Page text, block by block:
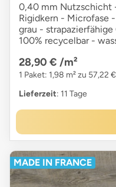
0,40 mm Nutzschicht
Rigidkern - Microfase
grau -
100% recycelbar -
28,90 € /m²
1 Paket: 1,98 m² zu 57,22 €
Lieferzeit: 11 Tage
MADE IN FRANCE